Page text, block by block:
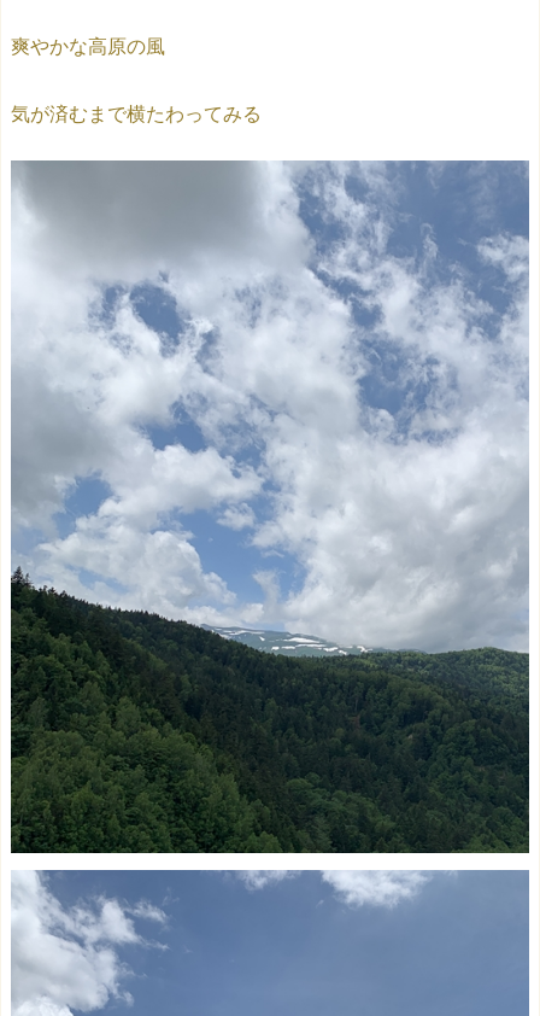
爽やかな高原の風
気が済むまで横たわってみる